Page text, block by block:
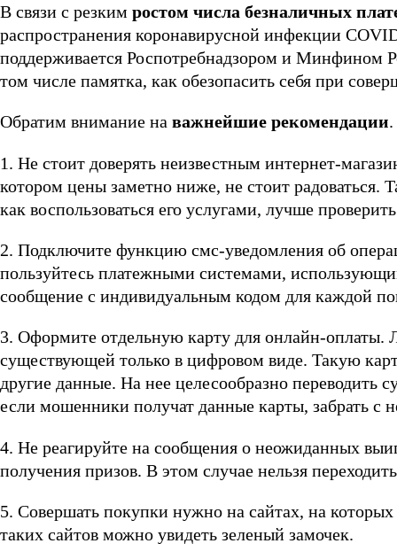
В связи с резким ростом числа безналичных
распространения коронавирусной инфекции
поддерживается Роспотребнадзором и Минфином
том числе памятка, как обезопасить себя при
Обратим внимание на важнейшие рекомендации.
1. Не стоит доверять неизвестным интернет-
котором цены заметно ниже, не стоит радоваться.
как воспользоваться его услугами, лучше
2. Подключите функцию смс-уведомления об
пользуйтесь платежными системами,
сообщение с индивидуальным кодом для каждой
3. Оформите отдельную карту для онлайн-оплаты.
существующей только в цифровом виде. Такую
другие данные. На нее целесообразно
если мошенники получат данные карты, забрать с
4. Не реагируйте на сообщения о неожиданных
получения призов. В этом случае нельзя
5. Совершать покупки нужно на сайтах, на
таких сайтов можно увидеть зеленый замочек.